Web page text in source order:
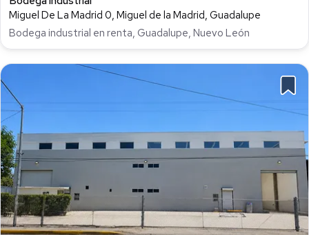
Miguel De La Madrid 0, Miguel de la Madrid, Guadalupe
Bodega industrial en renta, Guadalupe, Nuevo León